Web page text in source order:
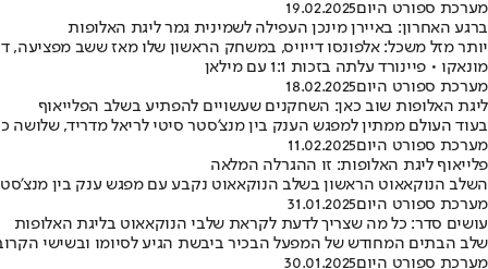
מערכת ספורט היום19.02.2025
ברגע האחרון: באיירן מינכן העפילה לשמינית גמר ליגת האלופות
מונאקו • פיינורד עלתה בזכות 1:1 עם מילאן
מערכת ספורט היום18.02.2025
ליגת האלופות שוב כאן: השחקנים שעשויים להפתיע בשלב הפלייאוף
בעוד העולם ממתין למפגש הענק בין מנצ’סטר סיטי לריאל מדריד,
מערכת ספורט היום11.02.2025
פלייאוף ליגת האלופות: זו ההגרלה המלאה
השלב הנוקאאוט הראשון בשלב הנוקאאוט נקבע עם מפגש ענק בין
מערכת ספורט היום31.01.2025
עושים סדר: כל מה שצריך לדעת לקראת שלבי הנוקאאוט בליגת האלופות
שלב הבתים המחודש של המפעל הבכיר ביבשת הגיע לסיומו ובשישי
מערכת ספורט היום30.01.2025